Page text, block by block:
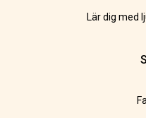
Lär dig med